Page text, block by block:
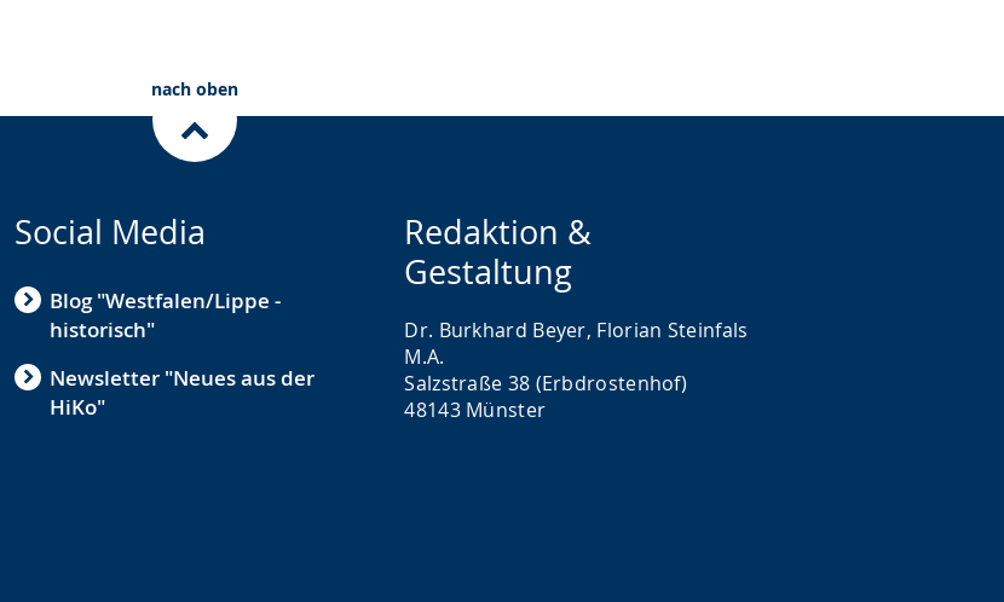
nach oben
Social Media
Blog "Westfalen/Lippe -
historisch"
Newsletter "Neues aus der
HiKo"
Redaktion &
Gestaltung
Dr. Burkhard Beyer, Florian Steinfals
M.A.
Salzstraße 38 (Erbdrostenhof)
48143 Münster